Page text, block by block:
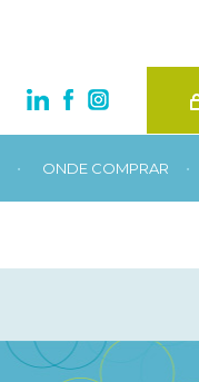
• ONDE COMPRAR •